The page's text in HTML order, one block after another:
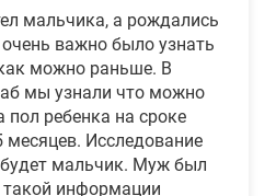
мальчика, а рождались
важно было узнать
можно раньше. В
мы узнали что можно
пол ребенка на сроке
месяцев. Исследование
мальчик. Муж был
такой информации